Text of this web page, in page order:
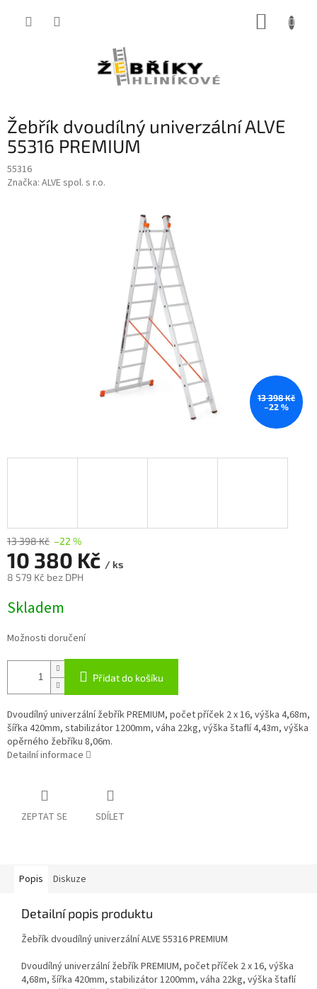
Žebřík dvoudílný univerzální ALVE
55316 PREMIUM
55316
Značka: ALVE spol. s r.o.
13 398 Kč
–22 %
13 398 Kč –22 %
10 380 Kč / ks
8 579 Kč bez DPH
cena:
Skladem
Možnosti doručení
Přidat do košíku
Dvoudílný univerzální žebřík PREMIUM, počet příček 2 x 16, výška 4,68m,
šířka 420mm, stabilizátor 1200mm, váha 22kg, výška štaflí 4,43m, výška
opěrného žebříku 8,06m.
Detailní informace
ZEPTAT SE SDÍLET
Popis Diskuze
Detailní popis produktu
Žebřík dvoudílný univerzální ALVE 55316 PREMIUM
Dvoudílný univerzální žebřík PREMIUM, počet příček 2 x 16, výška
4,68m, šířka 420mm, stabilizátor 1200mm, váha 22kg, výška štaflí